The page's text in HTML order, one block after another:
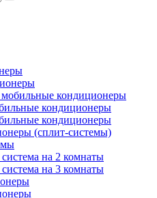
кондиционеры
кондиционеры
кондиционеры
(сплит-системы)
на 2 комнаты
на 3 комнаты